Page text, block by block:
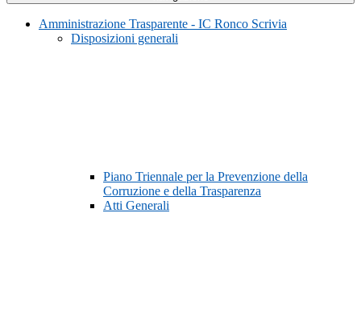
Amministrazione Trasparente - IC Ronco Scrivia
Disposizioni generali
Piano Triennale per la Prevenzione della
Corruzione e della Trasparenza
Atti Generali